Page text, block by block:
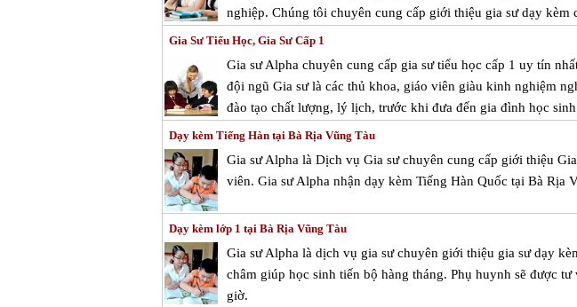
nghiệp. Chúng tôi chuyên cung cấp giới thiệu gia sư dạy kèm
Gia Sư Tiểu Học, Gia Sư Cấp 1
Gia sư Alpha chuyên cung cấp gia sư tiểu học cấp 1 uy tín
đội ngũ Gia sư là các thủ khoa, giáo viên giàu kinh nghiệm
đào tạo chất lượng, lý lịch, trước khi đưa đến gia đình học
Dạy kèm Tiếng Hàn tại Bà Rịa Vũng Tàu
Gia sư Alpha là Dịch vụ Gia sư chuyên cung cấp giới thiệu
viên. Gia sư Alpha nhận dạy kèm Tiếng Hàn Quốc tại Bà Rịa
Dạy kèm lớp 1 tại Bà Rịa Vũng Tàu
Gia sư Alpha là dịch vụ gia sư chuyên giới thiệu gia sư dạy
châm giúp học sinh tiến bộ hàng tháng. Phụ huynh sẽ được
giờ.